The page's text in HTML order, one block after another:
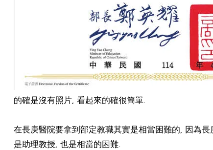
的確是沒有照片, 看起來的確很簡單.
在長庚醫院要拿到部定教職其實是相當困難的, 因為
是助理教授, 也是相當的困難.